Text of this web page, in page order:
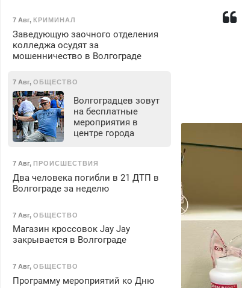
7 Авг, КРИМИНАЛ
Заведующую заочного отделения
колледжа осудят за
мошенничество в Волгограде
7 Авг, ОБЩЕСТВО
Волгоградцев зовут
на бесплатные
мероприятия в
центре города
7 Авг, ПРОИСШЕСТВИЯ
Два человека погибли в 21 ДТП в
Волгограде за неделю
7 Авг, ОБЩЕСТВО
Магазин кроссовок Jay Jay
закрывается в Волгограде
7 Авг, ОБЩЕСТВО
Программу мероприятий ко Дню